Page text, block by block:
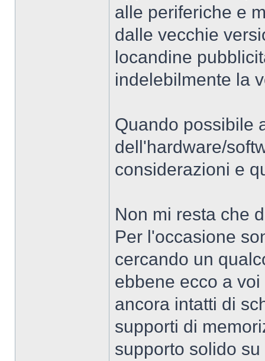
alle periferiche e
dalle vecchie
locandine
indelebilmente la
Quando possibile
dell'hardware/
considerazioni e
Non mi resta che
Per l'occasione
cercando un
ebbene ecco a
ancora intatti di
supporti di
supporto solido